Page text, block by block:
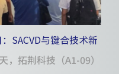
SACVD与键合技术新
，拓荆科技（A1-09）